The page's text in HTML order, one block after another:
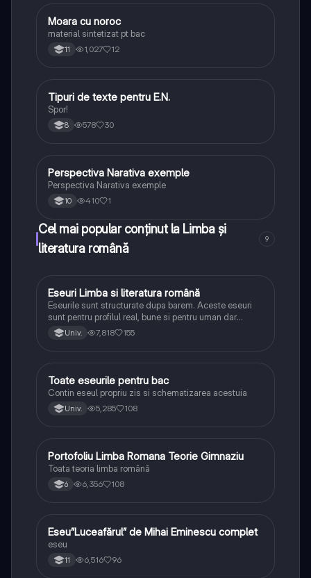
Limba și literatura română
Moara cu noroc
material sintetizat pt bac
11 1,027 12
Limba și literatura română
Tipuri de texte pentru E.N.
Spor!
8 578 30
Limba și literatura română
Perspectiva Narativa exemple
Perspectiva Narativa exemple
10 410 1
Cel mai popular conținut la Limba și
literatura română
9
Limba și literatura română
Eseuri Limba si literatura română
Eseurile sunt structurate dupa barem. Aceste eseuri
sunt pentru profilul real, bune si pentru uman dar
lipsesc relatiile dintre personaje si caracrerizarile.
Univ. 7,818 155
Limba și literatura română
Toate eseurile pentru bac
Contin eseul propriu zis si schematizarea acestuia
Univ. 5,285 108
Limba și literatura română
Portofoliu Limba Romana Teorie Gimnaziu
Toata teoria limba română
6 6,356 108
Limba și literatura română
Eseu”Luceafărul” de Mihai Eminescu complet
eseu
11 6,516 96